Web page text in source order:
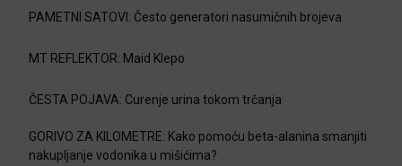
PAMETNI SATOVI: Često generatori nasumičnih brojeva
MT REFLEKTOR: Maid Klepo
ČESTA POJAVA: Curenje urina tokom trčanja
GORIVO ZA KILOMETRE: Kako pomoću beta-alanina smanjiti
nakupljanje vodonika u mišićima?